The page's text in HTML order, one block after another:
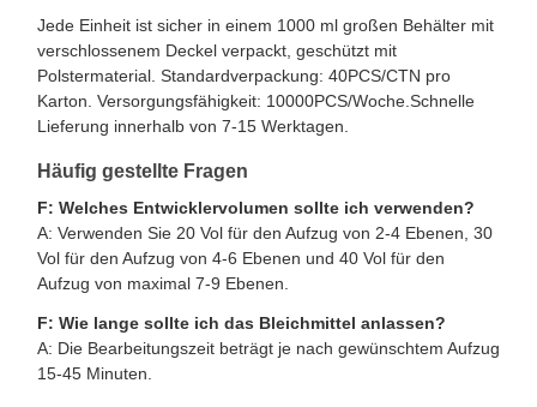
Jede Einheit ist sicher in einem 1000 ml großen Behälter mit
verschlossenem Deckel verpackt, geschützt mit
Polstermaterial. Standardverpackung: 40PCS/CTN pro
Karton. Versorgungsfähigkeit: 10000PCS/Woche.Schnelle
Lieferung innerhalb von 7-15 Werktagen.
Häufig gestellte Fragen
F: Welches Entwicklervolumen sollte ich verwenden?
A: Verwenden Sie 20 Vol für den Aufzug von 2-4 Ebenen, 30
Vol für den Aufzug von 4-6 Ebenen und 40 Vol für den
Aufzug von maximal 7-9 Ebenen.
F: Wie lange sollte ich das Bleichmittel anlassen?
A: Die Bearbeitungszeit beträgt je nach gewünschtem Aufzug
15-45 Minuten.